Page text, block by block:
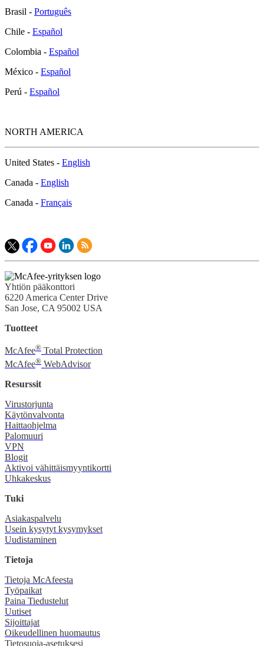
Brasil - Português
Chile - Español
Colombia - Español
México - Español
Perú - Español
NORTH AMERICA
United States - English
Canada - English
Canada - Français
Yhtiön pääkonttori
6220 America Center Drive
San Jose, CA 95002 USA
Tuotteet
McAfee® Total Protection
McAfee® WebAdvisor
Resurssit
Virustorjunta
Käytönvalvonta
Haittaohjelma
Palomuuri
VPN
Blogit
Aktivoi vähittäismyyntikortti
Uhkakeskus
Tuki
Asiakaspalvelu
Usein kysytyt kysymykset
Uudistaminen
Tietoja
Tietoja McAfeesta
Työpaikat
Paina Tiedustelut
Uutiset
Sijoittajat
Oikeudellinen huomautus
Tietosuoja-asetuksesi